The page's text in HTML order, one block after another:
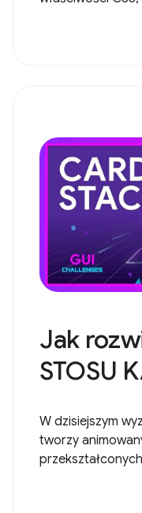
Jak
STOSU
W dzisiejszym
tworzy